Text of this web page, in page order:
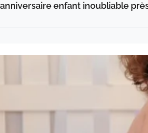
enfant inoubliable